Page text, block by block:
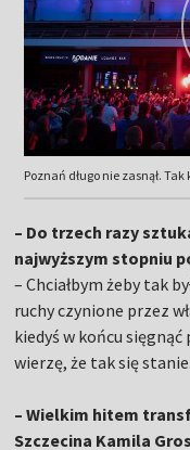
Poznań długo nie zasnął.
– Do trzech razy
najwyższym stopniu
– Chciałbym żeby tak
ruchy czynione przez
kiedyś w końcu sięgnąć
wierzę, że tak się stanie.
– Wielkim hitem
Szczecina Kamila